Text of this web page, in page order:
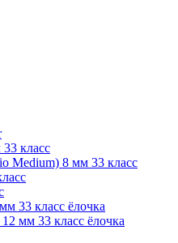
класс
Medium) 8 мм 33 класс
33 класс ёлочка
мм 33 класс ёлочка